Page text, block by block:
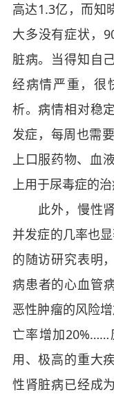
高达1.3亿，而知
大多没有症状，
脏病。当得知自
经病情严重，很
析。病情相对稳
发症，每周也需
上口服药物、血
上用于尿毒症的治
此外，慢性肾
并发症的几率也
的随访研究表明
病患者的心血管
恶性肿瘤的风险
亡率增加20%……
用、极高的重大
性肾脏病已经成